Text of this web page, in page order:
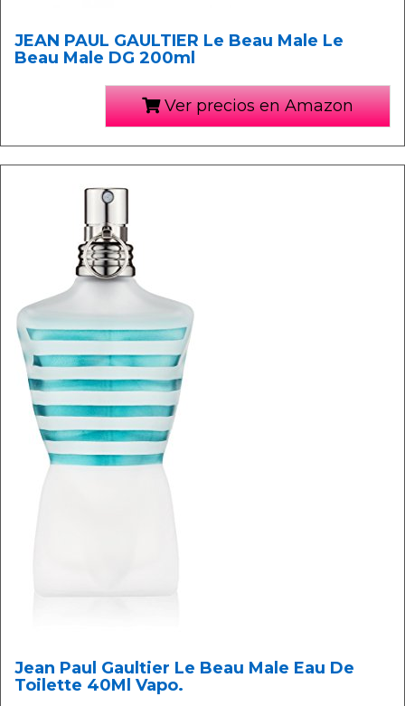
JEAN PAUL GAULTIER Le Beau Male Le
Beau Male DG 200ml
Ver precios en Amazon
Jean Paul Gaultier Le Beau Male Eau De
Toilette 40Ml Vapo.